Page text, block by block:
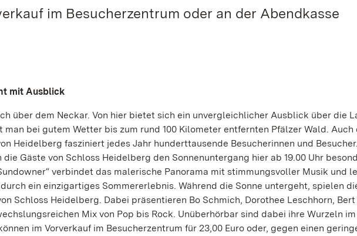
im Besucherzentrum oder an der Abendkasse
mit Ausblick
über dem Neckar. Von hier bietet sich ein unvergleichlicher Ausblick über die
man bei gutem Wetter bis zum rund 100 Kilometer entfernten Pfälzer Wald. Auch
Heidelberg fasziniert jedes Jahr hunderttausende Besucherinnen und
Gäste von Schloss Heidelberg den Sonnenuntergang hier ab 19.00 Uhr
verbindet das malerische Panorama mit stimmungsvoller Musik und
ein einzigartiges Sommererlebnis. Während die Sonne untergeht, spielen
Schloss Heidelberg. Dabei präsentieren Bo Schmich, Dorothee Leschhorn,
Mix von Pop bis Rock. Unüberhörbar sind dabei ihre Wurzeln im
im Vorverkauf im Besucherzentrum für 23,00 Euro oder, gegen einen